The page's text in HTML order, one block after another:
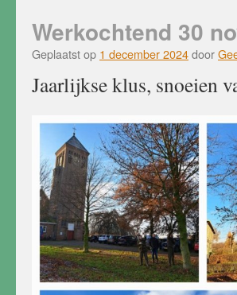
Werkochtend 30
Geplaatst op 1 december 2024door
Jaarlijkse klus, snoeien